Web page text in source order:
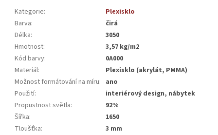
Kategorie:
Plexisklo
Barva:
čirá
Délka:
3050
Hmotnost:
3,57 kg/m2
Kód barvy:
0A000
Materiál:
Plexisklo (akrylát, PMMA)
Možnost formátování na míru: ano
Použití:
interiérový design, nábytek
Propustnost světla:
92%
Šířka:
1650
Tloušťka:
3 mm